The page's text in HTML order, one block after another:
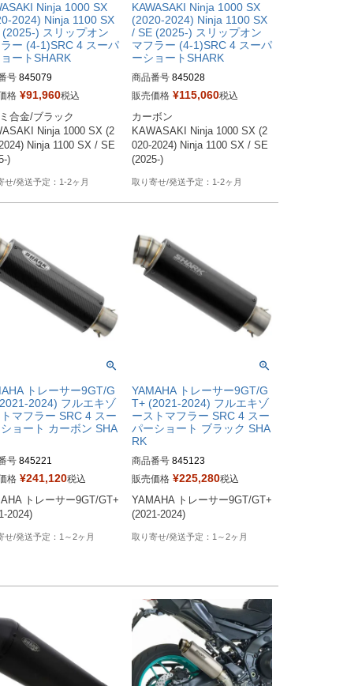
Ninja 1000 SX
2024) Ninja 1100 SX
(2025-) スリップオン
ー (4-1)SRC 4 スーパ
ートSHARK
号 845079
格 ¥91,960税込
合金/ブラック
Ninja 1000 SX (2
Ninja 1100 SX / SE
)
1-2ヶ月
KAWASAKI Ninja 1000 SX
(2020-2024) Ninja 1100 SX
/ SE (2025-) スリップオン
マフラー (4-1)SRC 4 スーパ
ーショートSHARK
商品番号 845028
販売価格 ¥115,060税込
カーボン
KAWASAKI Ninja 1000 SX (2
020-2024) Ninja 1100 SX / SE
(2025-)
1-2ヶ月
トレーサー9GT/G
2024) フルエキゾ
マフラー SRC 4 スー
ョート カーボン SHA
号 845221
格 ¥241,120税込
トレーサー9GT/GT+
2024)
1～2ヶ月
YAMAHA トレーサー9GT/G
T+ (2021-2024) フルエキゾ
ーストマフラー SRC 4 スー
パーショート ブラック SHA
RK
商品番号 845123
販売価格 ¥225,280税込
YAMAHA トレーサー9GT/GT+
(2021-2024)
1～2ヶ月